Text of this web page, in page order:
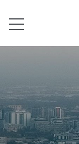
空
候变化
罗
谷
拉加斯
布扎比
特兰大
伯丁
目录
其礼律所事务所